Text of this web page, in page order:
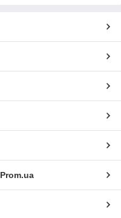
Prom.ua